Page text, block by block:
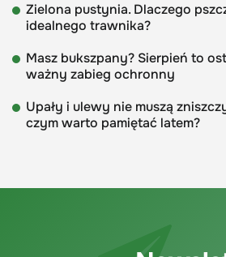
Zielona pustynia. Dlaczego
idealnego trawnika?
Masz bukszpany? Sierpień to
ważny zabieg ochronny
Upały i ulewy nie muszą
czym warto pamiętać latem?